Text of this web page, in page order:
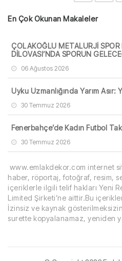
En Çok Okunan Makaleler
ÇOLAKOĞLU METALURJİ SPOR
DİLOVASI’NDA SPORUN
06 Ağustos 2026
Uyku Uzmanlığında Yarım
30 Temmuz 2026
Fenerbahçe’de Kadın Futbol
30 Temmuz 2026
www.emlakdekor.com internet
haber, röportaj, fotoğraf, resim,
içeriklerle ilgili telif hakları Yeni
Limited Şirketi’ne aittir.Bu
İzinsiz ve kaynak
surette kopyalanamaz, yeniden